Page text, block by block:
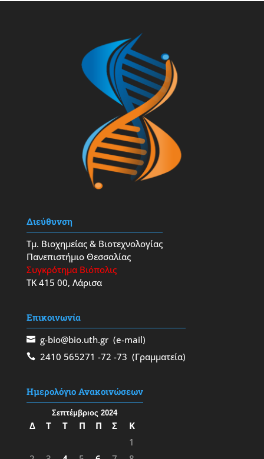
Διεύθυνση
Τμ. Βιοχημείας & Βιοτεχνολογίας
Πανεπιστήμιο Θεσσαλίας
Συγκρότημα Βιόπολις
ΤΚ 415 00, Λάρισα
Επικοινωνία
g-bio@bio.uth.gr(e-mail)
2410 565271 -72 -73 (Γραμματεία)
Ημερολόγιο Ανακοινώσεων
Σεπτέμβριος 2024
Δ Τ Τ Π Π Σ
Κ
1